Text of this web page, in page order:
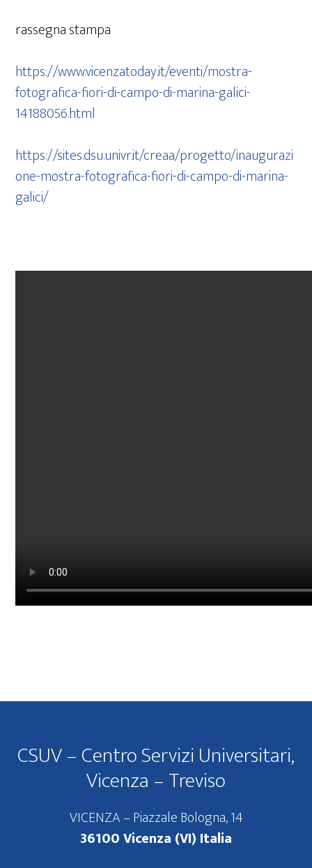
rassegna stampa
https://www.vicenzatoday.it/eventi/mostra-
fotografica-fiori-di-campo-di-marina-galici-
14188056.html
https://sites.dsu.univr.it/creaa/progetto/inaugurazi
one-mostra-fotografica-fiori-di-campo-di-marina-
galici/
Footer
CSUV – Centro Servizi Universitari,
Vicenza – Treviso
VICENZA – Piazzale Bologna, 14
36100 Vicenza (VI) Italia